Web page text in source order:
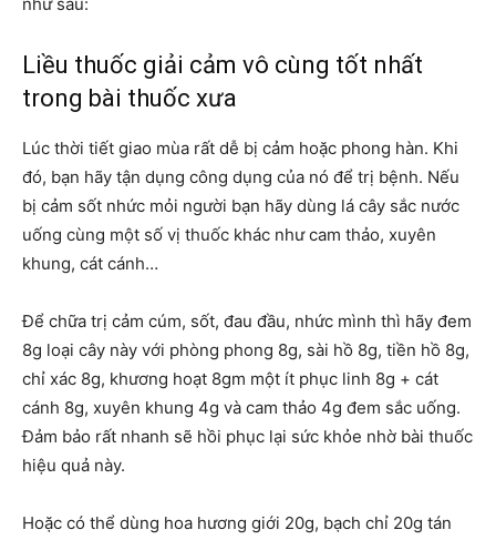
như sau:
Liều thuốc giải cảm vô cùng tốt nhất
trong bài thuốc xưa
Lúc thời tiết giao mùa rất dễ bị cảm hoặc phong hàn. Khi
đó, bạn hãy tận dụng công dụng của nó để trị bệnh. Nếu
bị cảm sốt nhức mỏi người bạn hãy dùng lá cây sắc nước
uống cùng một số vị thuốc khác như cam thảo, xuyên
khung, cát cánh…
Để chữa trị cảm cúm, sốt, đau đầu, nhức mình thì hãy đem
8g loại cây này với phòng phong 8g, sài hồ 8g, tiền hồ 8g,
chỉ xác 8g, khương hoạt 8gm một ít phục linh 8g + cát
cánh 8g, xuyên khung 4g và cam thảo 4g đem sắc uống.
Đảm bảo rất nhanh sẽ hồi phục lại sức khỏe nhờ bài thuốc
hiệu quả này.
Hoặc có thể dùng hoa hương giới 20g, bạch chỉ 20g tán